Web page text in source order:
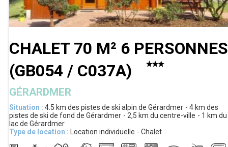
CHALET 70 M² 6 PERSONNES
(GB054 / C037A)
GÉRARDMER
Situation : 4.5 km des pistes de ski alpin de Gérardmer 4 km des
pistes de ski de fond de Gérardmer
2,5 km du centre-ville 1 km du
lac de Gérardmer
Type de location : Location individuelle Chalet